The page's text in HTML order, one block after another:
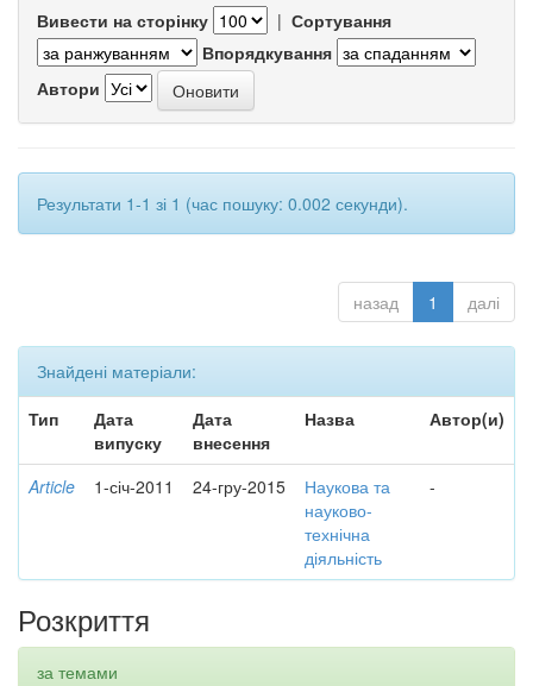
Вивести на сторінку | Сортування
Впорядкування
Автори
Результати 1-1 зі 1 (час пошуку: 0.002 секунди).
назад 1 далі
Знайдені матеріали:
Тип
Дата
випуску
Дата
внесення
Назва Автор(и)
Article 1-січ-2011 24-гру-2015
Наукова та
науково-
технічна
діяльність
-
Розкриття
за темами